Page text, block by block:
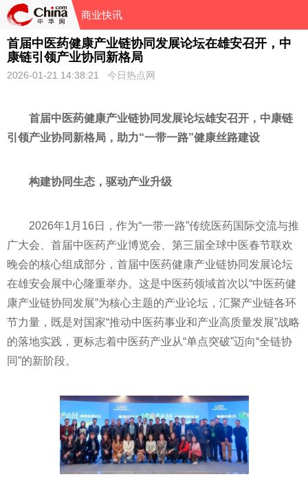
商业快讯
首届中医药健康产业链协同发展论坛在雄安召开，中
康链引领产业协同新格局
2026-01-21 14:38:21 今日热点网
首届中医药健康产业链协同发展论坛雄安召开，中康链
引领产业协同新格局，助力“一带一路”健康丝路建设
构建协同生态，驱动产业升级
2026年1月16日，作为“一带一路”传统医药国际交流与推
广大会、首届中医药产业博览会、第三届全球中医春节联欢
晚会的核心组成部分，首届中医药健康产业链协同发展论坛
在雄安会展中心隆重举办。这是中医药领域首次以“中医药健
康产业链协同发展”为核心主题的产业论坛，汇聚产业链各环
节力量，既是对国家“推动中医药事业和产业高质量发展”战略
的落地实践，更标志着中医药产业从“单点突破”迈向“全链协
同”的新阶段。